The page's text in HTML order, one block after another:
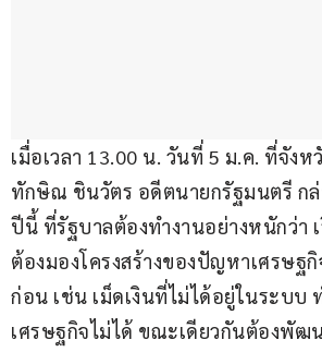
เมื่อเวลา 13.00 น. วันที่ 5 ม.ค. ที่จังห
ทักษิณ ชินวัตร อดีตนายกรัฐมนตรี กล่
ปีนี้ ที่รัฐบาลต้องทำงานอย่างหนักว่า
ต้องมองโครงสร้างของปัญหาเศรษฐกิ
ก่อน เช่น เม็ดเงินที่ไม่ได้อยู่ในระบบ
เศรษฐกิจไม่ได้ ขณะเดียวกันต้องพัฒ